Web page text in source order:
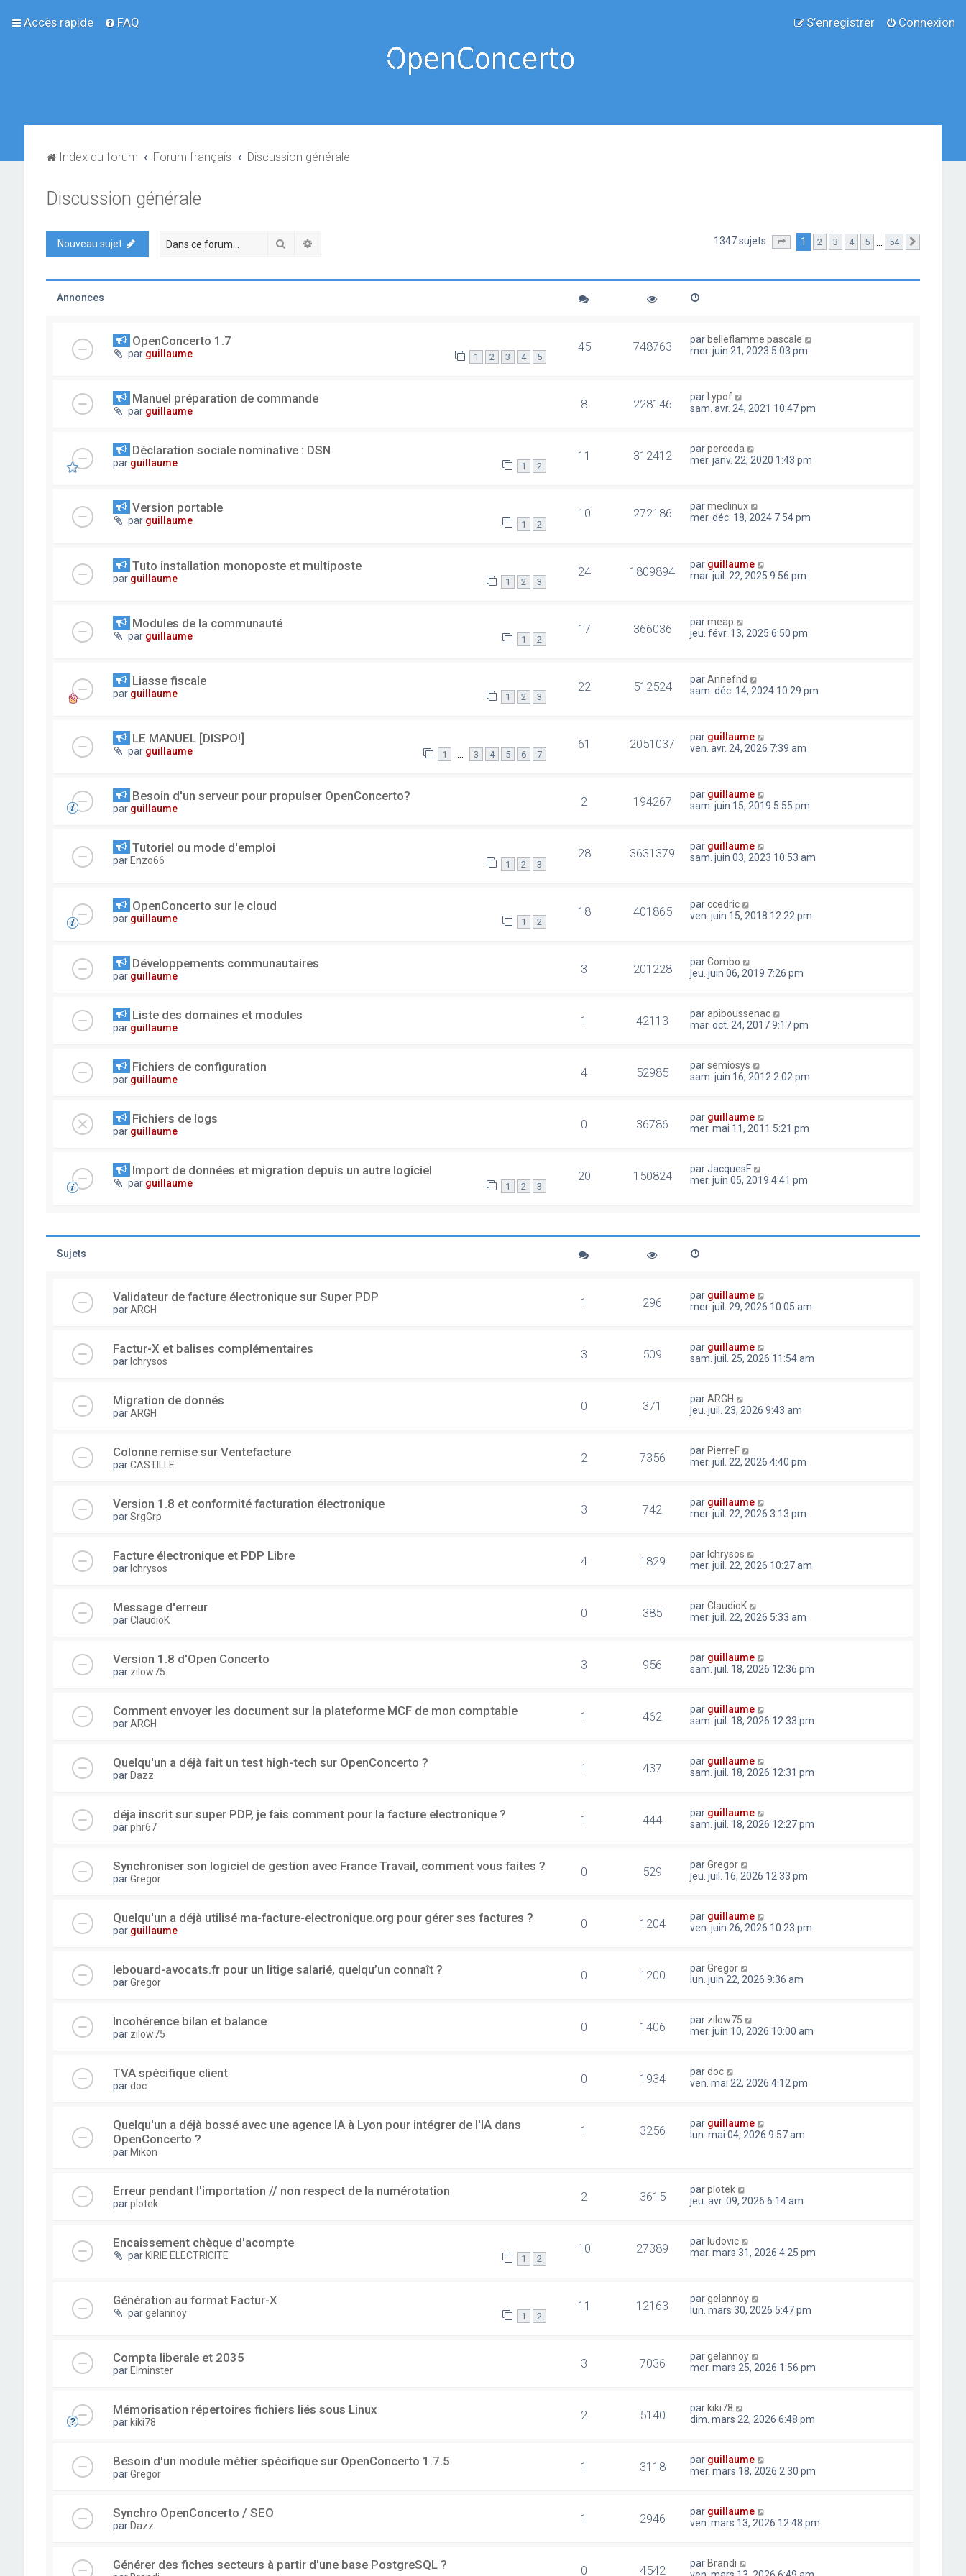
Accès rapide FAQ Connexion
S’enregistrer
Index du forum Forum français Discussion générale
Discussion générale
Nouveau sujet Rechercher 1347 sujets Page sur 54
1 2 3 4 5 54
Annonces
OpenConcerto 1.7
par guillaume 1 2 3 4 5
45 748763 par belleflamme pascale
mer. juin 21, 2023 5:03 pm
Manuel préparation de commande
par guillaume 8 228146 par Lypof
sam. avr. 24, 2021 10:47 pm
Déclaration sociale nominative : DSN
par guillaume 1 2
11 312412 parpercoda
mer. janv. 22, 2020 1:43 pm
Version portable
par guillaume 1 2
10 272186 parmeclinux
mer. déc. 18, 2024 7:54 pm
Tuto installation monoposte et multiposte
par guillaume 1 2 3
24 1809894 par guillaume
mar. juil. 22, 2025 9:56 pm
Modules de la communauté
par guillaume 1 2
17 366036 parmeap
jeu. févr. 13, 2025 6:50 pm
Liasse fiscale
par guillaume 1 2 3
22 512524 parAnnefnd
sam. déc. 14, 2024 10:29 pm
LE MANUEL [DISPO!]
par guillaume 1 … 3 4 5 6 7
61 2051037 par guillaume
ven. avr. 24, 2026 7:39 am
Besoin d'un serveur pour propulser OpenConcerto?
par guillaume 2 194267 par guillaume
sam. juin 15, 2019 5:55 pm
Tutoriel ou mode d'emploi
par Enzo66 1 2 3
28 3631379 par guillaume
sam. juin 03, 2023 10:53 am
OpenConcerto sur le cloud
par guillaume 1 2
18 401865 parccedric
ven. juin 15, 2018 12:22 pm
Développements communautaires
par guillaume 3 201228 parCombo
jeu. juin 06, 2019 7:26 pm
Liste des domaines et modules
par guillaume 1 42113 parapiboussenac
mar. oct. 24, 2017 9:17 pm
Fichiers de configuration
par guillaume 4 52985 parsemiosys
sam. juin 16, 2012 2:02 pm
Fichiers de logs
par guillaume 0 36786 par guillaume
mer. mai 11, 2011 5:21 pm
Import de données et migration depuis un autre logiciel
par guillaume 1 2 3
20 150824 parJacquesF
mer. juin 05, 2019 4:41 pm
Sujets
Validateur de facture électronique sur Super PDP
parARGH 1 296 par guillaume
mer. juil. 29, 2026 10:05 am
Factur-X et balises complémentaires
par lchrysos 3 509 par guillaume
sam. juil. 25, 2026 11:54 am
Migration de donnés
parARGH 0 371 parARGH
jeu. juil. 23, 2026 9:43 am
Colonne remise sur Ventefacture
parCASTILLE 2 7356 par PierreF
mer. juil. 22, 2026 4:40 pm
Version 1.8 et conformité facturation électronique
parSrgGrp 3 742 par guillaume
mer. juil. 22, 2026 3:13 pm
Facture électronique et PDP Libre
par lchrysos 4 1829 par lchrysos
mer. juil. 22, 2026 10:27 am
Message d'erreur
parClaudioK 0 385 parClaudioK
mer. juil. 22, 2026 5:33 am
Version 1.8 d'Open Concerto
par zilow75 3 956 par guillaume
sam. juil. 18, 2026 12:36 pm
Comment envoyer les document sur la plateforme MCF de mon comptable
parARGH 1 462 par guillaume
sam. juil. 18, 2026 12:33 pm
Quelqu'un a déjà fait un test high-tech sur OpenConcerto ?
par Dazz 1 437 par guillaume
sam. juil. 18, 2026 12:31 pm
déja inscrit sur super PDP, je fais comment pour la facture electronique ?
parphr67 1 444 par guillaume
sam. juil. 18, 2026 12:27 pm
Synchroniser son logiciel de gestion avec France Travail, comment vous faites ?
parGregor 0 529 parGregor
jeu. juil. 16, 2026 12:33 pm
Quelqu'un a déjà utilisé ma-facture-electronique.org pour gérer ses factures ?
par guillaume 0 1204 par guillaume
ven. juin 26, 2026 10:23 pm
lebouard-avocats.fr pour un litige salarié, quelqu’un connaît ?
parGregor 0 1200 parGregor
lun. juin 22, 2026 9:36 am
Incohérence bilan et balance
par zilow75 0 1406 par zilow75
mer. juin 10, 2026 10:00 am
TVA spécifique client
pardoc 0 1934 pardoc
ven. mai 22, 2026 4:12 pm
Quelqu'un a déjà bossé avec une agence IA à Lyon pour intégrer de l'IA dans
OpenConcerto ?
par Mikon
1 3256 par guillaume
lun. mai 04, 2026 9:57 am
Erreur pendant l'importation // non respect de la numérotation
parplotek 2 3615 parplotek
jeu. avr. 09, 2026 6:14 am
Encaissement chèque d'acompte
par KIRIE ELECTRICITE 1 2
10 27389 par ludovic
mar. mars 31, 2026 4:25 pm
Génération au format Factur-X
pargelannoy 1 2
11 12163 pargelannoy
lun. mars 30, 2026 5:47 pm
Compta liberale et 2035
par Elminster 3 7036 pargelannoy
mer. mars 25, 2026 1:56 pm
Mémorisation répertoires fichiers liés sous Linux
par kiki78 2 5140 par kiki78
dim. mars 22, 2026 6:48 pm
Besoin d'un module métier spécifique sur OpenConcerto 1.7.5
parGregor 1 3118 par guillaume
mer. mars 18, 2026 2:30 pm
Synchro OpenConcerto / SEO
par Dazz 1 2946 par guillaume
ven. mars 13, 2026 12:48 pm
Générer des fiches secteurs à partir d'une base PostgreSQL ? 0 4542 par Brandi